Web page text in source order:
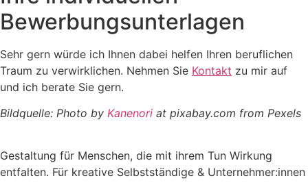
Bewerbungsunterlagen
Sehr gern würde ich Ihnen dabei helfen Ihren beruflichen
Traum zu verwirklichen. Nehmen Sie Kontakt zu mir auf
und ich berate Sie gern.
Bildquelle: Photo by Kanenori at pixabay.com from Pexels
Gestaltung für Menschen, die mit ihrem Tun Wirkung
entfalten. Für kreative Selbstständige & Unternehmer:innen